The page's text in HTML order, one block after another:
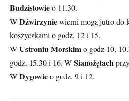
Budzistowieo 11.30.
WDźwirzyniewierni mogą jutro do
koszyczkami o godz. 12 i 15.
WUstroniu Morskimo godz 10,
godz. 15.30 i 16. WSianożętach
WDygowieo godz. 9 i 12.